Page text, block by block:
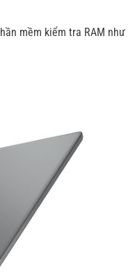
mềm kiểm tra RAM như